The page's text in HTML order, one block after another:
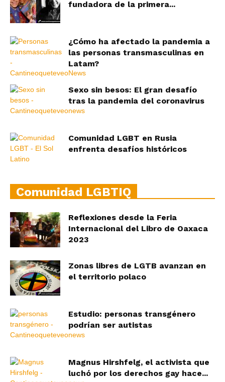
fundadora de la primera...
¿Cómo ha afectado la pandemia a
las personas transmasculinas en
Latam?
Sexo sin besos: El gran desafío
tras la pandemia del coronavirus
Comunidad LGBT en Rusia
enfrenta desafíos históricos
Comunidad LGBTIQ
Reflexiones desde la Feria
Internacional del Libro de Oaxaca
2023
Zonas libres de LGTB avanzan en
el territorio polaco
Estudio: personas transgénero
podrían ser autistas
Magnus Hirshfelg, el activista que
luchó por los derechos gay hace...